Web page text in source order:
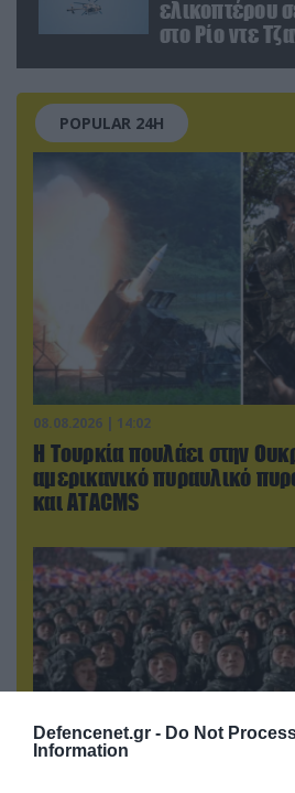
Defencenet.gr - Do Not
Information
ελικοπτέρου
στο Ρίο ντε
POPULAR 24H
08.08.2026 | 14:02
Η Τουρκία πουλάει στην
αμερικανικό πυραυλικό
και ΑΤΑCMS